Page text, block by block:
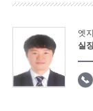
엣
실